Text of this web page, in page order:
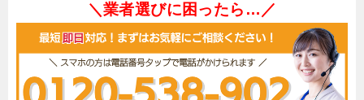
＼業者選びに困ったら…／